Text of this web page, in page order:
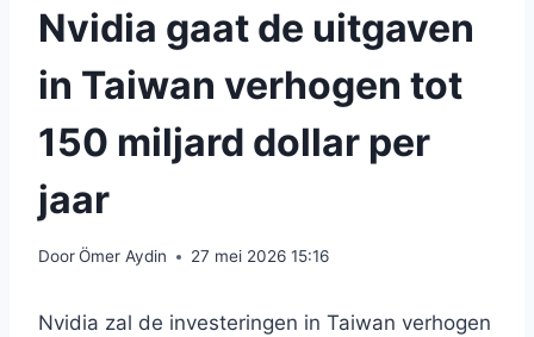
Nvidia gaat de uitgaven
in Taiwan verhogen tot
150 miljard dollar per
jaar
DoorÖmer Aydin 27 mei 2026 15:16
Nvidia zal de investeringen in Taiwan verhogen